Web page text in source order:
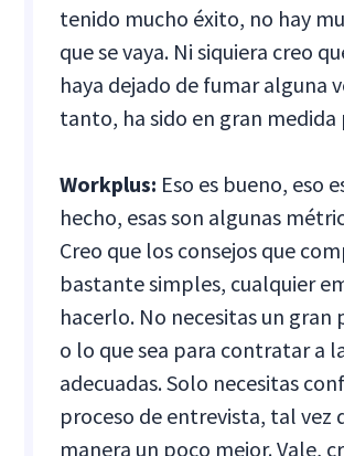
tenido mucho éxito, no hay
que se vaya. Ni siquiera creo
haya dejado de fumar alguna
tanto, ha sido en gran medida
Workplus: Eso es bueno, eso
hecho, esas son algunas
Creo que los consejos que
bastante simples, cualquier
hacerlo. No necesitas un gran
o lo que sea para contratar a
adecuadas. Solo necesitas
proceso de entrevista, tal vez
manera un poco mejor. Vale,